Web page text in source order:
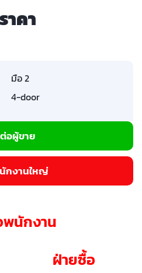
คา
มือ 2
4-door
อผู้ขาย
กงานใหญ่
นักงาน
ฝ่ายซื้อ